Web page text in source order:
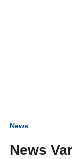
News
News